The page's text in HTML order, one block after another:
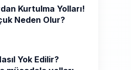
Kurtulma Yolları!
Neden Olur?
Yok Edilir?